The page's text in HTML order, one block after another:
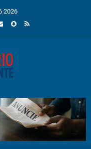
2026